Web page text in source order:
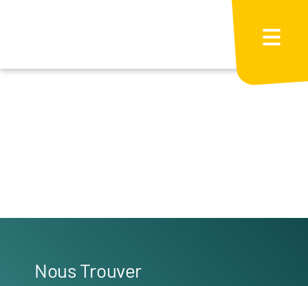
Nous Trouver